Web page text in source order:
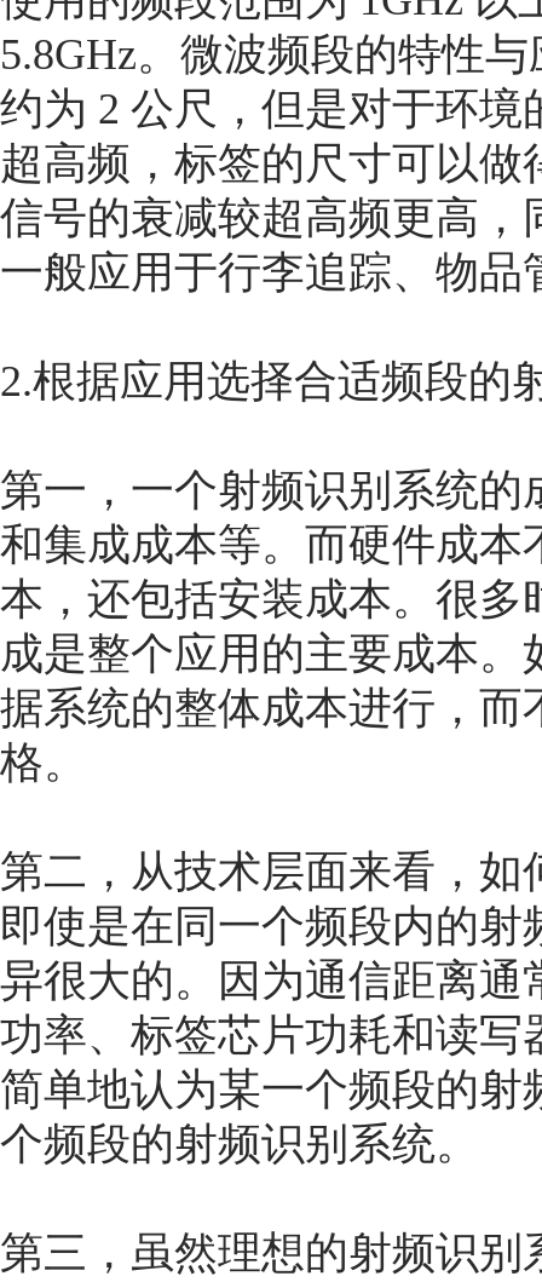
5.8GHz。微波频段的特性
约为 2 公尺，但是对于环
超高频，标签的尺寸可以
信号的衰减较超高频更高
一般应用于行李追踪、物
2.根据应用选择合适频段的
第一，一个射频识别系统
和集成成本等。而硬件成
本，还包括安装成本。很
成是整个应用的主要成本
据系统的整体成本进行，
格。
第二，从技术层面来看，
即使是在同一个频段内的
异很大的。因为通信距离
功率、标签芯片功耗和读
简单地认为某一个频段的
个频段的射频识别系统。
第三，虽然理想的射频识